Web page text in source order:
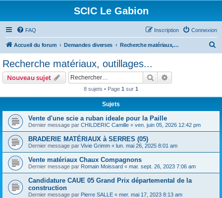
SCIC Le Gabion
FAQ Connexion
Inscription
Accueil du forum Demandes diverses Recherche matériaux, outillages...
r
Recherche matériaux, outillages...
Nouveau sujet Rechercher
8 sujets • Page 1 sur 1
Sujets
Vente d'une scie a ruban ideale pour la Paille
Dernier message par CHILDERIC Camille « ven. juin 05, 2026 12:42 pm
BRADERIE MATÉRIAUX à SERRES (05)
Dernier message par Vivie Grimm « lun. mai 26, 2025 8:01 am
Vente matériaux Chaux Compagnons
Dernier message par Romain Moissard « mar. sept. 26, 2023 7:06 am
Candidature CAUE 05 Grand Prix départemental de la
construction
Dernier message par Pierre SALLE « mer. mai 17, 2023 8:13 am